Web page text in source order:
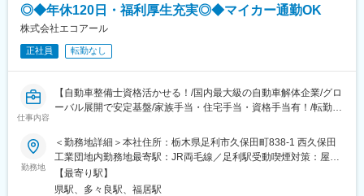
■組織構成：
現在6名のスタッフが活躍中です。幅広い年齢層の方が活躍してお
ります。
■働く魅力：
【安定基盤あり、業績も好調】
国内最大級の自動車解体企業として年間2万6,000台の解体を行っ
ています。
績を伸ばしているので日本国内・海外での為替変動による業績変
動にも影響を受けづらい環境です。
【福利厚生充実】
土日休み・家族手当・住宅手当や資格手当なども完備しており、
◎◆年休120日・福利厚生充実◎◆マイカー通勤OK
株式会社エコアール
正社員 転勤なし
仕事内容
【自動車整備士資格活かせる！/国内最大級の自動車解体企業/グロ
ーバル展開で安定基盤/家族手当・住宅手当・資格手当有！/転勤な
■採用背景：
・国内最大級の自動車解体企業の当社では、事業強化･高まるニー
ズに応えるために新規スタッフを募集しています。
勤務地
＜勤務地詳細＞本社住所：栃木県足利市久保田町838-1 西久保田
工業団地内勤務地最寄駅：JR両毛線／足利駅受動喫煙対策：屋内
喫煙可能場所あり変更の範囲：無
【最寄り駅】
県駅、多々良駅、福居駅